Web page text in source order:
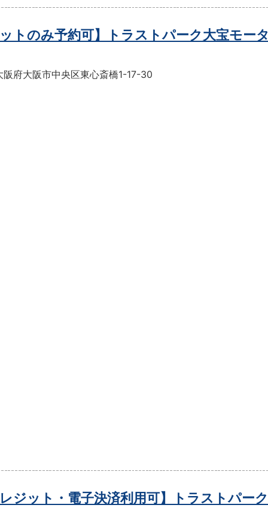
ットのみ予約可】トラストパーク大宝モー
阪府大阪市中央区東心斎橋1-17-30
レジット・電子決済利用可】トラストパー